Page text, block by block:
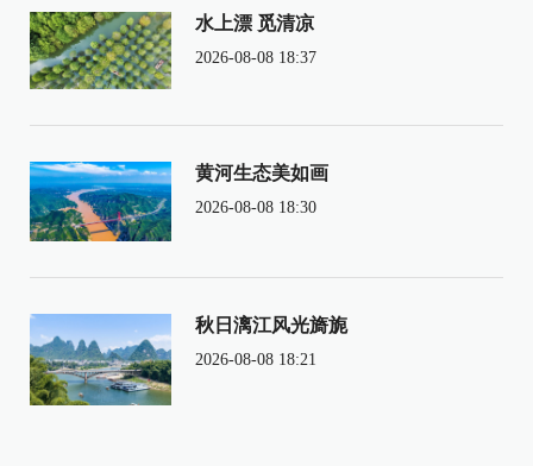
水上漂 觅清凉
2026-08-08 18:37
黄河生态美如画
2026-08-08 18:30
秋日漓江风光旖旎
2026-08-08 18:21